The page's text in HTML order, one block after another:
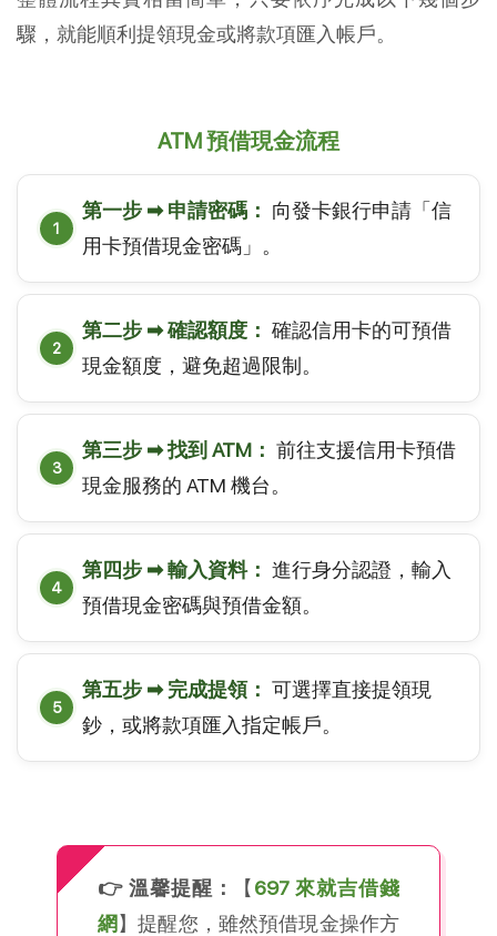
驟，就能順利提領現金或將款項匯入帳戶。
ATM 預借現金流程
第一步 ➡ 申請密碼： 向發卡銀行申請「信
用卡預借現金密碼」。
第二步 ➡ 確認額度： 確認信用卡的可預借
現金額度，避免超過限制。
第三步 ➡ 找到 ATM： 前往支援信用卡預借
現金服務的 ATM 機台。
第四步 ➡ 輸入資料： 進行身分認證，輸入
預借現金密碼與預借金額。
第五步 ➡ 完成提領： 可選擇直接提領現
鈔，或將款項匯入指定帳戶。
👉 溫馨提醒： 【697 來就吉借錢
網】提醒您，雖然預借現金操作方